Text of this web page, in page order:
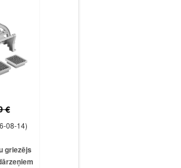
€
08-14)
griezējs